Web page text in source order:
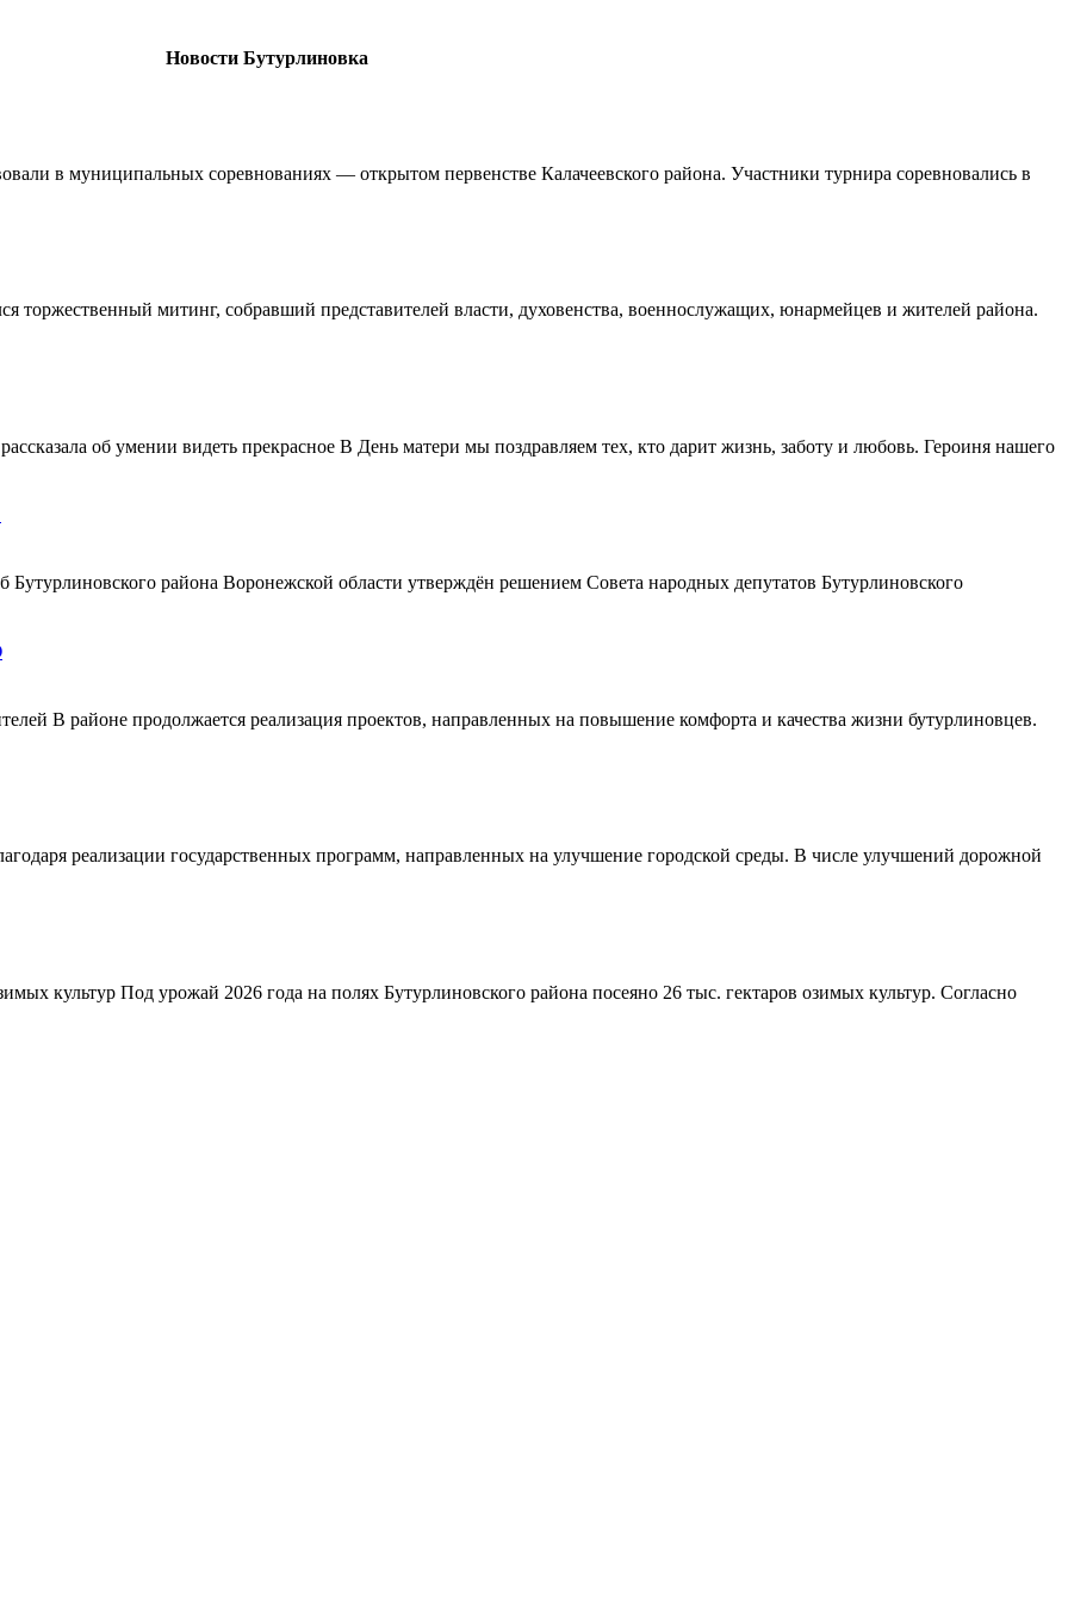
Новости Бутурлиновка
в муниципальных соревнованиях — открытом первенстве Калачеевского района. Участники турнира соревновались в
торжественный митинг, собравший представителей власти, духовенства, военнослужащих, юнармейцев и жителей района.
об умении видеть прекрасное В День матери мы поздравляем тех, кто дарит жизнь, заботу и любовь. Героиня нашего
Бутурлиновского района Воронежской области утверждён решением Совета народных депутатов Бутурлиновского
В районе продолжается реализация проектов, направленных на повышение комфорта и качества жизни бутурлиновцев.
реализации государственных программ, направленных на улучшение городской среды. В числе улучшений дорожной
культур Под урожай 2026 года на полях Бутурлиновского района посеяно 26 тыс. гектаров озимых культур. Согласно